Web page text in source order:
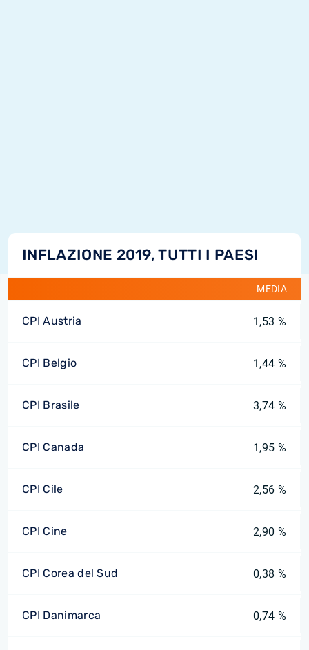
INFLAZIONE 2019, TUTTI I PAESI
MEDIA
CPI Austria 1,53 %
CPI Belgio 1,44 %
CPI Brasile 3,74 %
CPI Canada 1,95 %
CPI Cile 2,56 %
CPI Cine 2,90 %
CPI Corea del Sud 0,38 %
CPI Danimarca 0,74 %